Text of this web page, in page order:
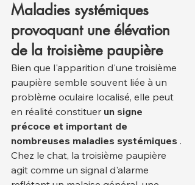
Maladies systémiques
provoquant une élévation
de la troisième paupière
Bien que l'apparition d'une troisième
paupière semble souvent liée à un
problème oculaire localisé, elle peut
en réalité constituer un signe
précoce et important de
nombreuses maladies systémiques .
Chez le chat, la troisième paupière
agit comme un signal d'alarme